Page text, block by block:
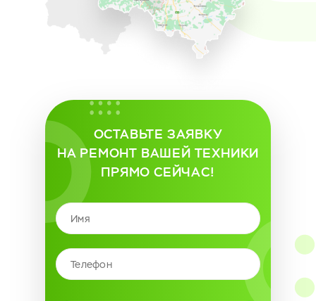
ОСТАВЬТЕ ЗАЯВКУ
НА РЕМОНТ ВАШЕЙ ТЕХНИКИ
ПРЯМО СЕЙЧАС!